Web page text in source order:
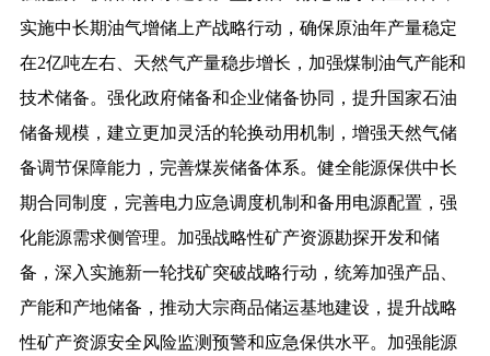
实施中长期油气增储上产战略行动，确保原油年产量稳定
在2亿吨左右、天然气产量稳步增长，加强煤制油气产能和
技术储备。强化政府储备和企业储备协同，提升国家石油
储备规模，建立更加灵活的轮换动用机制，增强天然气储
备调节保障能力，完善煤炭储备体系。健全能源保供中长
期合同制度，完善电力应急调度机制和备用电源配置，强
化能源需求侧管理。加强战略性矿产资源勘探开发和储
备，深入实施新一轮找矿突破战略行动，统筹加强产品、
产能和产地储备，推动大宗商品储运基地建设，提升战略
性矿产资源安全风险监测预警和应急保供水平。加强能源